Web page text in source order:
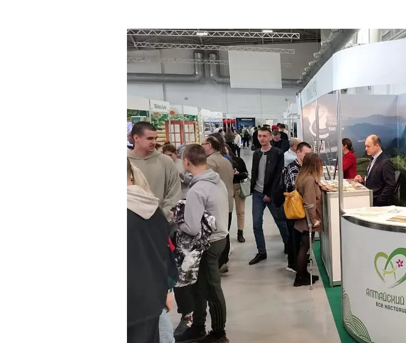
Придорожные кафе
Новости
Что привезти (сувениры)
Другие рубрики
Реестр туроператоров
Противодействие коррупции